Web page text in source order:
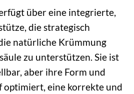
über eine integrierte,
die strategisch
natürliche Krümmung
zu unterstützen. Sie ist
aber ihre Form und
optimiert, eine korrekte und